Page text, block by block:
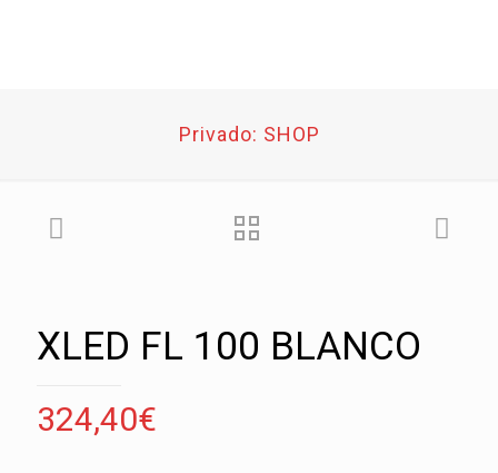
Privado: SHOP
XLED FL 100 BLANCO
324,40€